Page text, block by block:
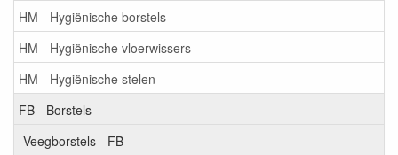
HM - Hygiënische borstels
HM - Hygiënische vloerwissers
HM - Hygiënische stelen
FB - Borstels
Veegborstels - FB